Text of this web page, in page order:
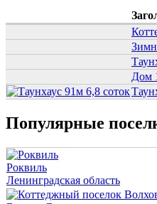
Дом
Популярные
Роквиль
Ленинградская область